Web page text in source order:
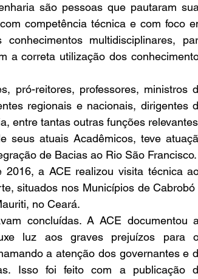
são pessoas que pautaram
competência técnica e com foco
multidisciplinares,
a correta utilização dos
pró-reitores, professores, ministros
regionais e nacionais, dirigentes
entre tantas outras funções
seus atuais Acadêmicos, teve
de Bacias ao Rio São Francisco.
a ACE realizou visita técnica
situados nos Municípios de Cabrobó
no Ceará.
concluídas. A ACE documentou
luz aos graves prejuízos para
a atenção dos governantes e
Isso foi feito com a publicação